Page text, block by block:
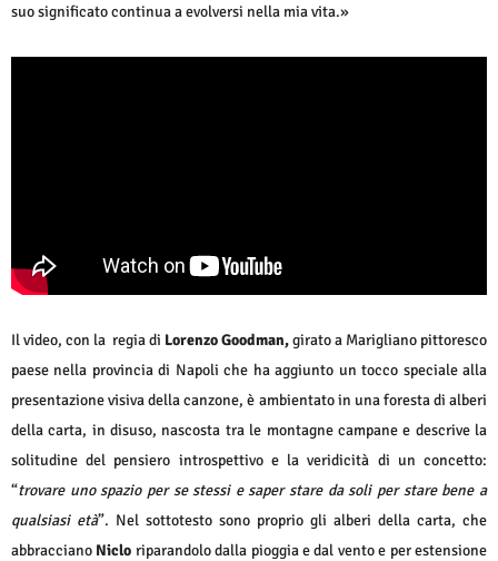
suo significato continua a evolversi nella mia vita.»
Il video, con la regia di Lorenzo Goodman,girato a Marigliano pittoresco
paese nella provincia di Napoli che ha aggiunto un tocco speciale alla
presentazione visiva della canzone, è ambientato in una foresta di alberi
della carta, in disuso, nascosta tra le montagne campane e descrive la
solitudine del pensiero introspettivo e la veridicità di un concetto:
“trovare uno spazio per se stessi e saper stare da soli per stare bene a
qualsiasi età”. Nel sottotesto sono proprio gli alberi della carta, che
abbracciano Niclo riparandolo dalla pioggia e dal vento e per estensione